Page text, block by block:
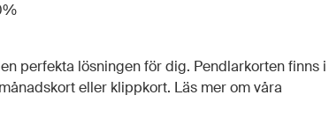
perfekta lösningen för dig. Pendlarkorten finns i
eller klippkort. Läs mer om våra